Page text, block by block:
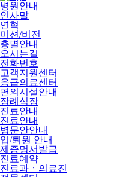
병원안내
인사말
연혁
미션/비전
층별안내
오시는길
전화번호
고객지원센터
응급의료센터
편의시설안내
장례식장
진료안내
진료안내
병문안안내
입/퇴원 안내
제증명서발급
진료예약
진료과ㆍ의료진